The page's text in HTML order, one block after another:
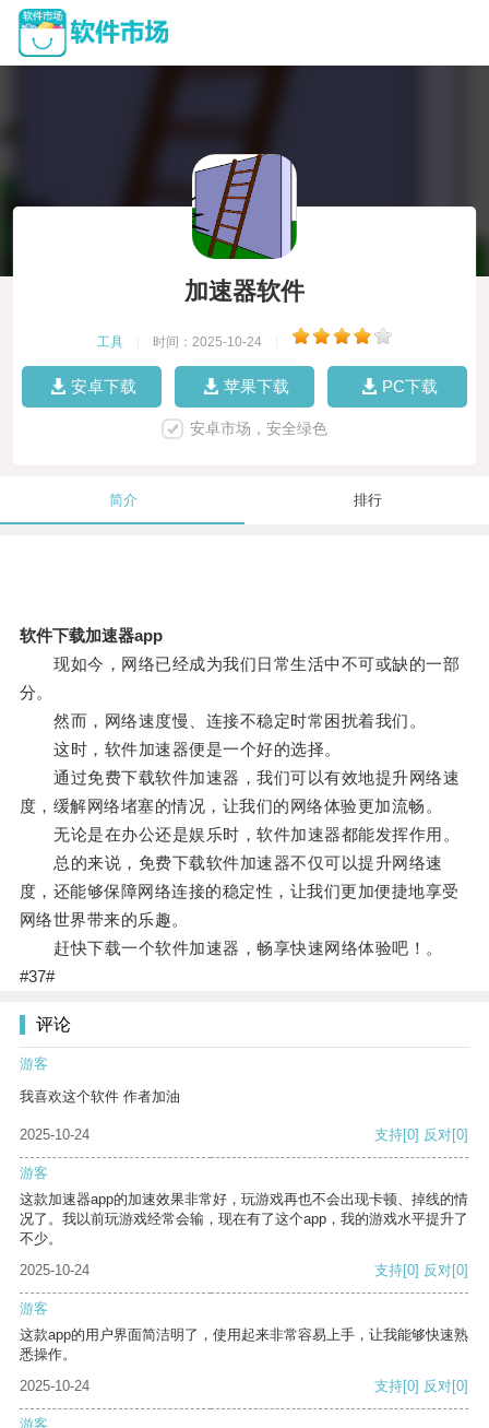
加速器软件
工具 时间：2025-10-24
安卓下载 苹果下载 PC下载
安卓市场，安全绿色
简介 排行
软件下载加速器app
现如今，网络已经成为我们日常生活中不可或缺的一部
分。
然而，网络速度慢、连接不稳定时常困扰着我们。
这时，软件加速器便是一个好的选择。
通过免费下载软件加速器，我们可以有效地提升网络速
度，缓解网络堵塞的情况，让我们的网络体验更加流畅。
无论是在办公还是娱乐时，软件加速器都能发挥作用。
总的来说，免费下载软件加速器不仅可以提升网络速
度，还能够保障网络连接的稳定性，让我们更加便捷地享受
网络世界带来的乐趣。
赶快下载一个软件加速器，畅享快速网络体验吧！。
#37#
评论
游客
我喜欢这个软件 作者加油
2025-10-24 支持[0] 反对[0]
游客
这款加速器app的加速效果非常好，玩游戏再也不会出现卡顿、掉线的情
况了。我以前玩游戏经常会输，现在有了这个app，我的游戏水平提升了
不少。
2025-10-24
支持[0] 反对[0]
游客
这款app的用户界面简洁明了，使用起来非常容易上手，让我能够快速熟
悉操作。
2025-10-24
支持[0] 反对[0]
游客